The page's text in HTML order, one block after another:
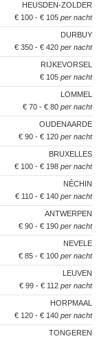
HEUSDEN-ZOLDER
€ 100 - € 105 per nacht
DURBUY
€ 350 - € 420 per nacht
RIJKEVORSEL
€ 105 per nacht
LOMMEL
€ 70 - € 80 per nacht
OUDENAARDE
€ 90 - € 120 per nacht
BRUXELLES
€ 100 - € 198 per nacht
NÉCHIN
€ 110 - € 140 per nacht
ANTWERPEN
€ 90 - € 190 per nacht
NEVELE
€ 85 - € 100 per nacht
LEUVEN
€ 99 - € 112 per nacht
HORPMAAL
€ 120 - € 140 per nacht
TONGEREN